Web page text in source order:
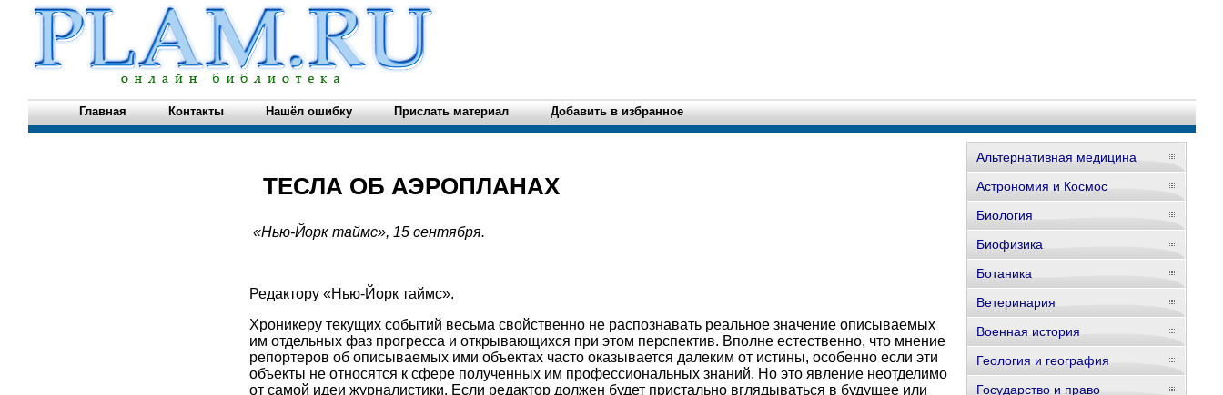
Главная Контакты Нашёл ошибку Прислать материал Добавить в избранное
ТЕСЛА ОБ АЭРОПЛАНАХ
«Нью-Йорк таймс», 15 сентября.
Редактору «Нью-Йорк таймс».
Хроникеру текущих событий весьма свойственно не распознавать реальное значение описываемых
им отдельных фаз прогресса и открывающихся при этом перспектив. Вполне естественно, что мнение
репортеров об описываемых ими объектах часто оказывается далеким от истины, особенно если эти
объекты не относятся к сфере полученных им профессиональных знаний. Но это явление неотделимо
от самой идеи журналистики. Если редактор должен будет пристально вглядываться в будущее или
Альтернативная медицина
Астрономия и Космос
Биология
Биофизика
Ботаника
Ветеринария
Военная история
Геология и география
Государство и право